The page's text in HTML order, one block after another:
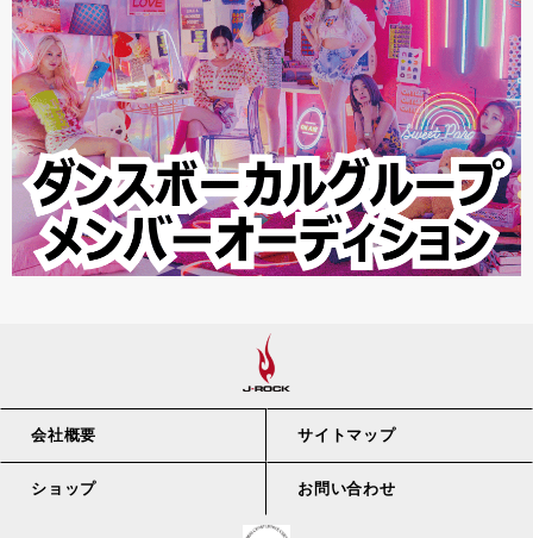
会社概要 サイトマップ
ショップ お問い合わせ